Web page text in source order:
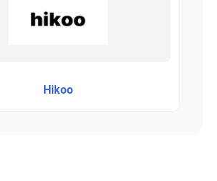
Hikoo